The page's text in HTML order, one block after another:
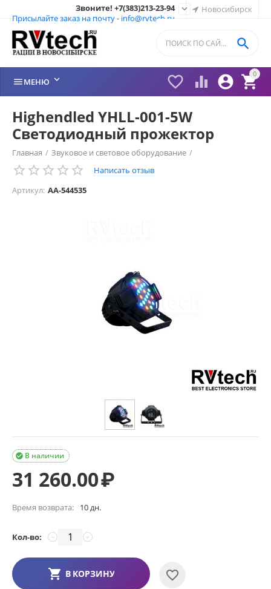
Новосибирск
Звоните! +7(383)213-23-94
Присылайте заказ на почту - info@rvtech.ru

0


 

МЕНЮ 
Highendled YHLL-001-5W
Светодиодный прожектор
Главная / Звуковое и световое оборудование /
Прожекторы LED /
Написать отзыв
Артикул: AA-544535
В наличии

31 260.00₽
Время возврата: 10 дн.
Кол-во: +
−
В КОРЗИНУ